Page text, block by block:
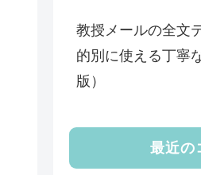
教授メールの全文
的別に使える丁寧
版）
最近の